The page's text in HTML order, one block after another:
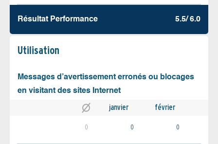
Résultat Performance 5.5/ 6.0
Utilisation
Messages d’avertissement erronés ou blocages
en visitant des sites Internet
janvier février
0 0 0